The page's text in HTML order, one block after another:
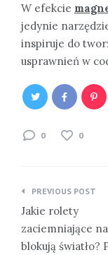
W efekcie
jedynie
inspiruje do
usprawnień w
0 0
Nawigacja
wpisu
PREVIOUS POST
Jakie rolety
zaciemniające
blokują światło?